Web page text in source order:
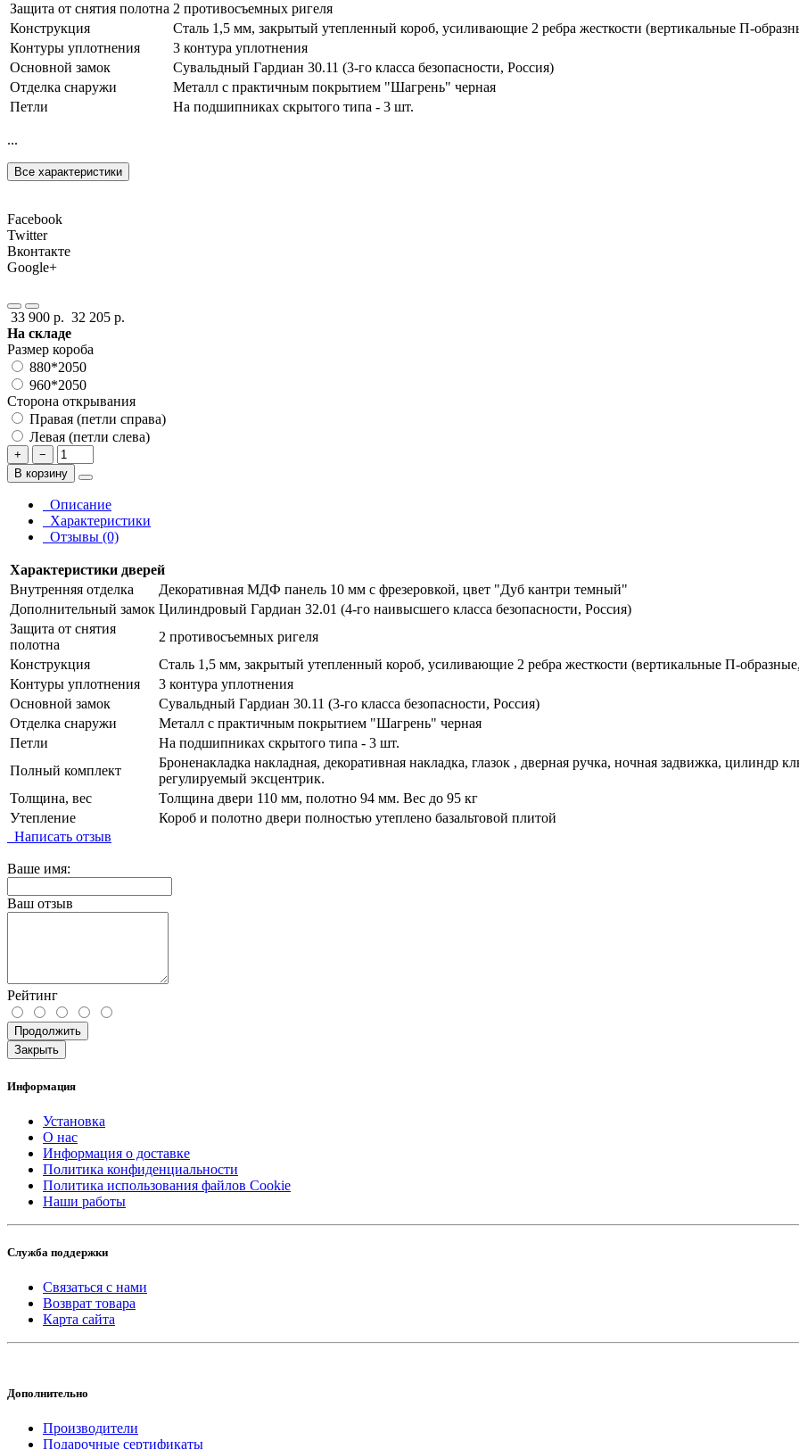
Защита от снятия полотна 2 противосъемных ригеля
Конструкция
Сталь 1,5 мм, закрытый утепленный короб, усиливающие 2 ребра жесткости (вертикальные П-
Контуры уплотнения
3 контура уплотнения
Основной замок
Сувальдный Гардиан 30.11 (3-го класса безопасности, Россия)
Отделка снаружи
Металл с практичным покрытием "Шагрень" черная
Петли
На подшипниках скрытого типа - 3 шт.
...
Все характеристики
Facebook
Twitter
Вконтакте
Google+
33 900 р. 32 205 р.
На складе
Размер короба
880*2050
960*2050
Сторона открывания
Правая (петли справа)
Левая (петли слева)
+
−
В корзину
Описание
Характеристики
Отзывы (0)
Характеристики дверей
Внутренняя отделка
Декоративная МДФ панель 10 мм с фрезеровкой, цвет "Дуб кантри темный"
Дополнительный замок Цилиндровый Гардиан 32.01 (4-го наивысшего класса безопасности, Россия)
Защита от снятия
полотна
2 противосъемных ригеля
Конструкция
Сталь 1,5 мм, закрытый утепленный короб, усиливающие 2 ребра жесткости (вертикальные П-
Контуры уплотнения
3 контура уплотнения
Основной замок
Сувальдный Гардиан 30.11 (3-го класса безопасности, Россия)
Отделка снаружи
Металл с практичным покрытием "Шагрень" черная
Петли
На подшипниках скрытого типа - 3 шт.
Полный комплект
Броненакладка накладная, декоративная накладка, глазок , дверная ручка, ночная задвижка, цилиндр
регулируемый эксцентрик.
Толщина, вес
Толщина двери 110 мм, полотно 94 мм. Вес до 95 кг
Утепление
Короб и полотно двери полностью утеплено базальтовой плитой
Написать отзыв
Ваше имя:
Ваш отзыв
Рейтинг
Продолжить
Закрыть
Информация
Установка
О нас
Информация о доставке
Политика конфиденциальности
Политика использования файлов Cookie
Наши работы
Служба поддержки
Связаться с нами
Возврат товара
Карта сайта
Дополнительно
Производители
Подарочные сертификаты